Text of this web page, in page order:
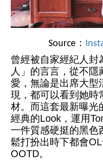
Source：
曾經被自家經紀人封
人」的言言，從不
愛，無論是出席大型
現，都可以看到她時
材。而這套最新曝光
經典的Look，運用
一件質感硬挺的黑色
鬆打扮出時下都會
OOTD。